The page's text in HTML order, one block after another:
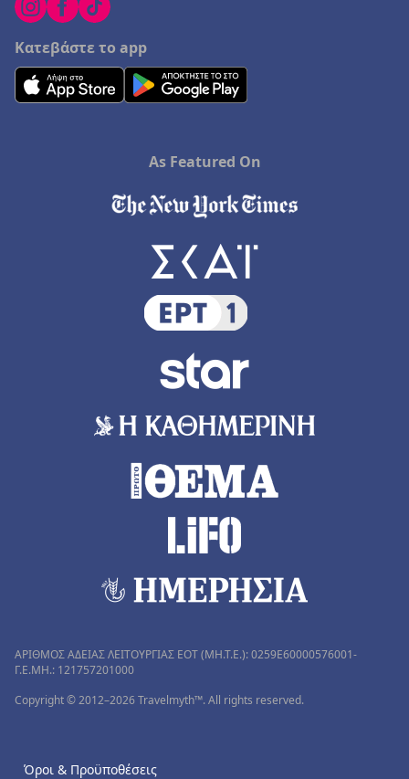
Κατεβάστε το app
As Featured On
ΑΡΙΘΜΟΣ ΑΔΕΙΑΣ ΛΕΙΤΟΥΡΓΙΑΣ ΕΟΤ (MH.T.E.): 0259Ε60000576001-
Γ.Ε.ΜΗ.: 121757201000
Copyright © 2012–2026 Travelmyth™. All rights reserved.
Όροι & Προϋποθέσεις